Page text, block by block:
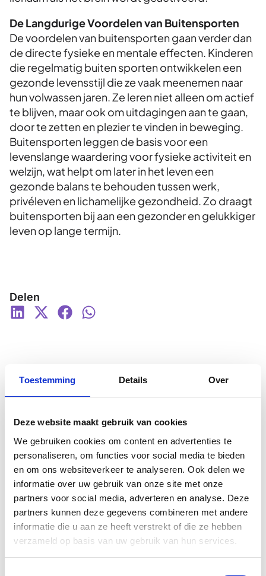
Toestemming Details Over
Deze website maakt gebruik van cookies
We gebruiken cookies om content en advertenties te
personaliseren, om functies voor social media te bieden
en om ons websiteverkeer te analyseren. Ook delen we
informatie over uw gebruik van onze site met onze
partners voor social media, adverteren en analyse. Deze
partners kunnen deze gegevens combineren met andere
informatie die u aan ze heeft verstrekt of die ze hebben
verzameld op basis van uw gebruik van hun services.
Delen
De Langdurige Voordelen van Buitensporten
De voordelen van buitensporten gaan verder dan
de directe fysieke en mentale effecten. Kinderen
die regelmatig buiten sporten ontwikkelen een
gezonde levensstijl die ze vaak meenemen naar
hun volwassen jaren. Ze leren niet alleen om actief
te blijven, maar ook om uitdagingen aan te gaan,
door te zetten en plezier te vinden in beweging.
Buitensporten leggen de basis voor een
levenslange waardering voor fysieke activiteit en
welzijn, wat helpt om later in het leven een
gezonde balans te behouden tussen werk,
privéleven en lichamelijke gezondheid. Zo draagt
buitensporten bij aan een gezonder en gelukkiger
leven op lange termijn.
Gerelateerde blogs.